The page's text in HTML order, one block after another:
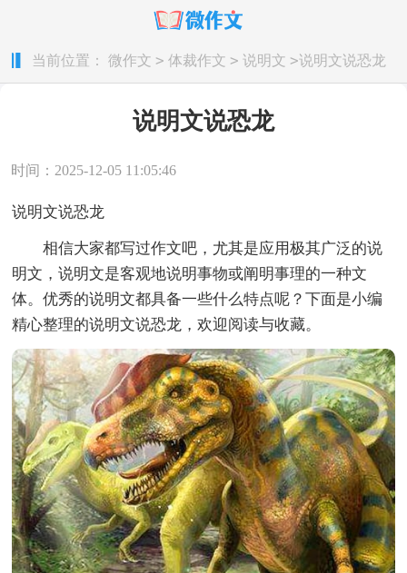
当前位置： 微作文 > 体裁作文 > 说明文 >说明文说恐龙
说明文说恐龙
时间：2025-12-05 11:05:46
说明文说恐龙
相信大家都写过作文吧，尤其是应用极其广泛的说
明文，说明文是客观地说明事物或阐明事理的一种文
体。优秀的说明文都具备一些什么特点呢？下面是小编
精心整理的说明文说恐龙，欢迎阅读与收藏。